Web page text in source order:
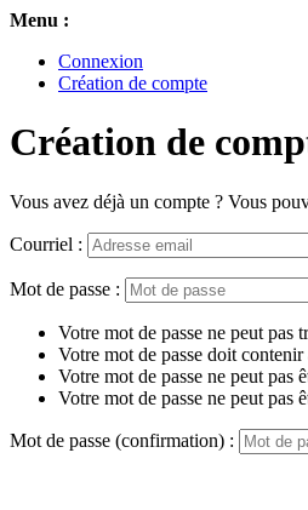
Menu :
Connexion
Création de compte
Création de
Vous avez déjà un compte ? Vous
Courriel :
Mot de passe :
Votre mot de passe ne peut pas
Votre mot de passe doit
Votre mot de passe ne peut pas
Votre mot de passe ne peut pas
Mot de passe (confirmation) :